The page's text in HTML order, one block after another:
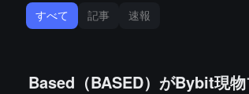
すべて 記事 速報
Based（BASED）がBybit現